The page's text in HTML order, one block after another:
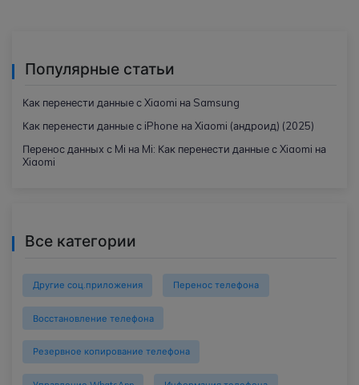
Популярные статьи
Как перенести данные с Xiaomi на Samsung
Как перенести данные с iPhone на Xiaomi (андроид) (2025)
Перенос данных с Mi на Mi: Как перенести данные с Xiaomi на
Xiaomi
Все категории
Другие соц.приложения Перенос телефона
Восстановление телефона
Резервное копирование телефона